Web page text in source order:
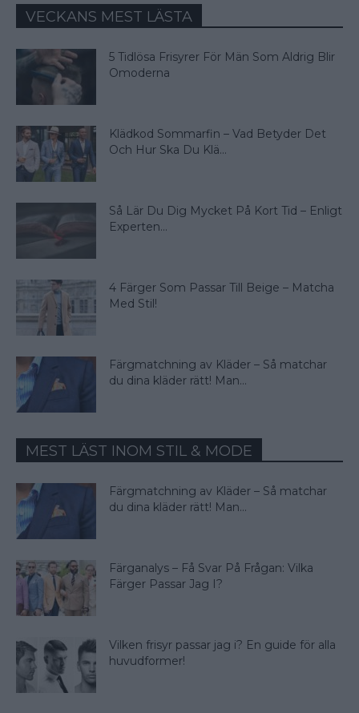
VECKANS MEST LÄSTA
5 Tidlösa Frisyrer För Män Som Aldrig Blir
Omoderna
Klädkod Sommarfin – Vad Betyder Det
Och Hur Ska Du Klä...
Så Lär Du Dig Mycket På Kort Tid – Enligt
Experten...
4 Färger Som Passar Till Beige – Matcha
Med Stil!
Färgmatchning av Kläder – Så matchar
du dina kläder rätt! Man...
MEST LÄST INOM STIL & MODE
Färgmatchning av Kläder – Så matchar
du dina kläder rätt! Man...
Färganalys – Få Svar På Frågan: Vilka
Färger Passar Jag I?
Vilken frisyr passar jag i? En guide för alla
huvudformer!